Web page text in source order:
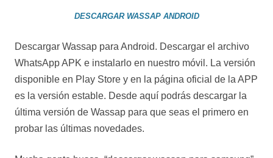
DESCARGAR WASSAP ANDROID
Descargar Wassap para Android. Descargar el archivo
WhatsApp APK e instalarlo en nuestro móvil. La versión
disponible en Play Store y en la página oficial de la APP
es la versión estable. Desde aquí podrás descargar la
última versión de Wassap para que seas el primero en
probar las últimas novedades.